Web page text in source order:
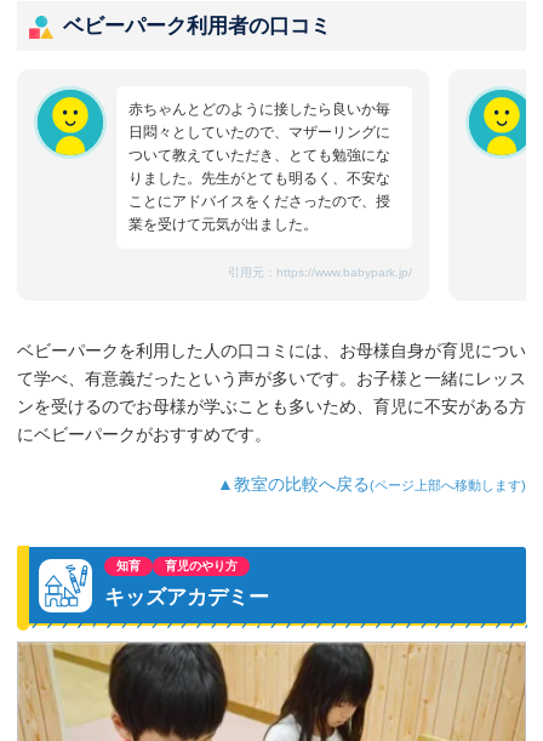
ベビーパーク利用者の口コミ
赤ちゃんとどのように接したら良いか毎
日悶々としていたので、マザーリングに
ついて教えていただき、とても勉強にな
りました。先生がとても明るく、不安な
ことにアドバイスをくださったので、授
業を受けて元気が出ました。
引用元： https://www.babypark.jp/
ベビーパークを利用した人の口コミには、お母様自身が育児につい
て学べ、有意義だったという声が多いです。お子様と一緒にレッス
ンを受けるのでお母様が学ぶことも多いため、育児に不安がある方
にベビーパークがおすすめです。
▲教室の比較へ戻る(ページ上部へ移動します)
知育 育児のやり方
キッズアカデミー